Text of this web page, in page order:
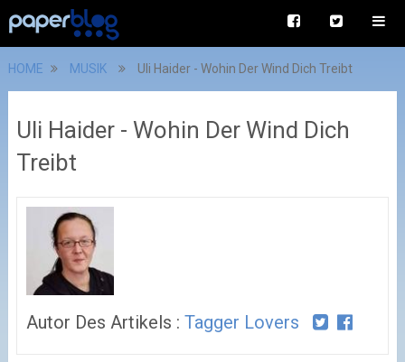
HOME MUSIK Uli Haider - Wohin Der Wind Dich Treibt
Uli Haider - Wohin Der Wind Dich
Treibt
Autor Des Artikels : Tagger Lovers